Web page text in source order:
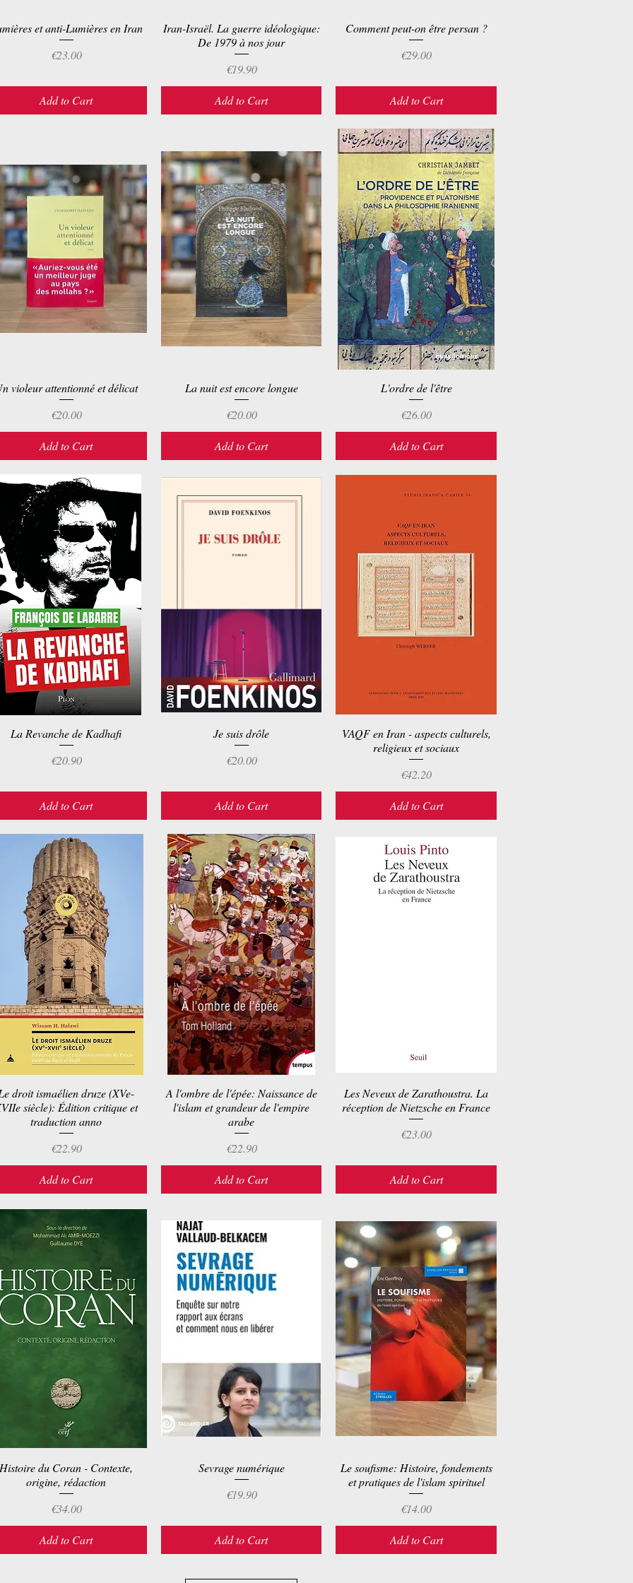
Quick View
et anti-Lumières en Iran
Price
€23.00
Add to Cart
Quick View
Iran-Israël. La guerre idéologique:
De 1979 à nos jour
Price
€19.90
Add to Cart
Quick View
Comment peut-on être persan ?
Price
€29.00
Add to Cart
Quick View
violeur attentionné et délicat
Price
€20.00
Add to Cart
Quick View
La nuit est encore longue
Price
€20.00
Add to Cart
Quick View
L'ordre de l'être
Price
€26.00
Add to Cart
Quick View
La Revanche de Kadhafi
Price
€20.90
Add to Cart
Quick View
Je suis drôle
Price
€20.00
Add to Cart
Quick View
VAQF en Iran - aspects culturels,
religieux et sociaux
Price
€42.20
Add to Cart
Quick View
droit ismaélien druze (XVe-
siècle): Édition critique et
traduction anno
Price
€22.90
Add to Cart
Quick View
A l'ombre de l'épée: Naissance de
l'islam et grandeur de l'empire
arabe
Price
€22.90
Add to Cart
Quick View
Les Neveux de Zarathoustra. La
réception de Nietzsche en France
Price
€23.00
Add to Cart
Quick View
Histoire du Coran - Contexte,
origine, rédaction
Price
€34.00
Add to Cart
Quick View
Sevrage numérique
Price
€19.90
Add to Cart
Quick View
Le soufisme: Histoire, fondements
et pratiques de l'islam spirituel
Price
€14.00
Add to Cart